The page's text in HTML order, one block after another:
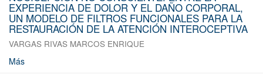
EXPERIENCIA DE DOLOR Y EL DAÑO CORPORAL,
UN MODELO DE FILTROS FUNCIONALES PARA LA
RESTAURACIÓN DE LA ATENCIÓN INTEROCEPTIVA
VARGAS RIVAS MARCOS ENRIQUE
Más